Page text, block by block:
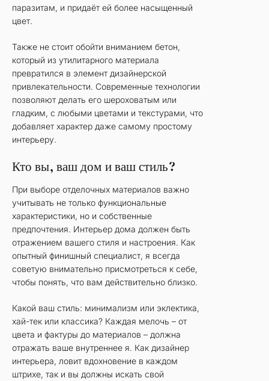
паразитам, и придаёт ей более насыщенный
цвет.
Также не стоит обойти вниманием бетон,
который из утилитарного материала
превратился в элемент дизайнерской
привлекательности. Современные технологии
позволяют делать его шероховатым или
гладким, с любыми цветами и текстурами, что
добавляет характер даже самому простому
интерьеру.
Кто вы, ваш дом и ваш стиль?
При выборе отделочных материалов важно
учитывать не только функциональные
характеристики, но и собственные
предпочтения. Интерьер дома должен быть
отражением вашего стиля и настроения. Как
опытный финишный специалист, я всегда
советую внимательно присмотреться к себе,
чтобы понять, что вам действительно близко.
Какой ваш стиль: минимализм или эклектика,
хай-тек или классика? Каждая мелочь – от
цвета и фактуры до материалов – должна
отражать ваше внутреннее я. Как дизайнер
интерьера, ловит вдохновение в каждом
штрихе, так и вы должны искать свой